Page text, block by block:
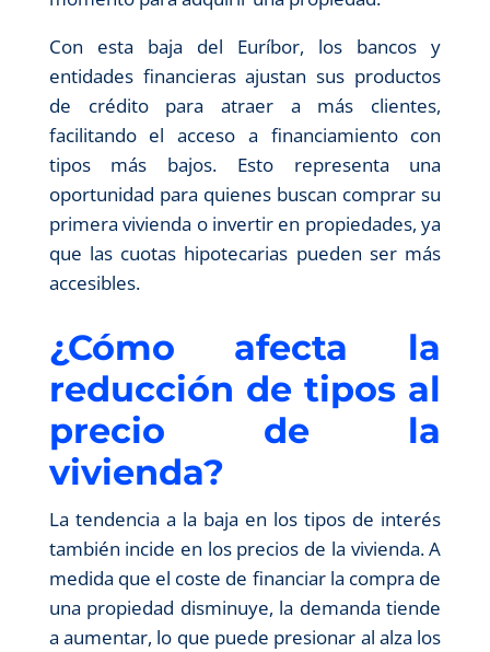
Con esta baja del Euríbor, los bancos y
entidades financieras ajustan sus productos
de crédito para atraer a más clientes,
facilitando el acceso a financiamiento con
tipos más bajos. Esto representa una
oportunidad para quienes buscan comprar su
primera vivienda o invertir en propiedades, ya
que las cuotas hipotecarias pueden ser más
accesibles.
¿Cómo afecta la
reducción de tipos al
precio de la
vivienda?
La tendencia a la baja en los tipos de interés
también incide en los precios de la vivienda. A
medida que el coste de financiar la compra de
una propiedad disminuye, la demanda tiende
a aumentar, lo que puede presionar al alza los